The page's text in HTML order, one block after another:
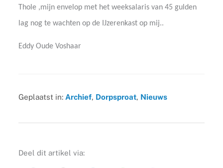
Thole ,mijn envelop met het weeksalaris van 45 gulden
lag nog te wachten op de IJzerenkast op mij..
Eddy Oude Voshaar
Geplaatst in: Archief, Dorpsproat, Nieuws
Deel dit artikel via: